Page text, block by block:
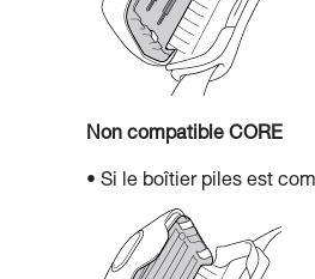
Non compatible CORE
• Si le boîtier piles est